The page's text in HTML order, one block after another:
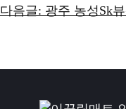
다음글: 광주 농성Sk